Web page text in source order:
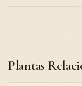
Plantas